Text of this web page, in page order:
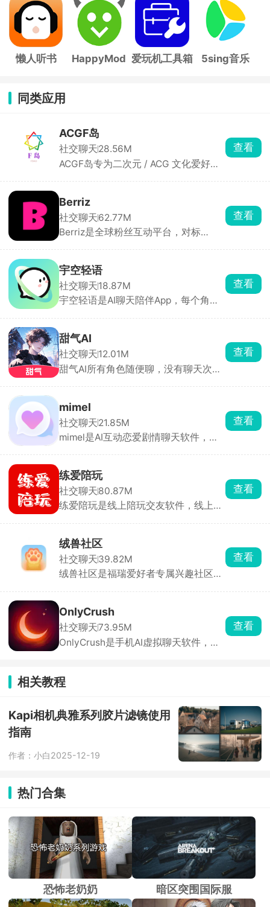
懒人听书 HappyMod 爱玩机工具箱 5sing音乐
同类应用
ACGF岛
社交聊天28.56M
ACGF岛专为二次元 / ACG 文化爱好者
等二次元核心内容，创作者可以自由发
布自己的作品，还可以一键参与自己喜
欢的话题，发表观点、分享心得，与其
他漫友随时在线互动。
查看
Berriz
社交聊天62.77M
Berriz是全球粉丝互动平台，对标
盖 K-Pop、演员、网红甚至二次元IP，
让追星、买周边、做公益、多国聊天都
在一个 App 完成。支持直播、多机位全
息舞台、幕后视频、语音留言、线上签
慈善，二创还能上偶像主页。适合想跨
国追星、买周边、做公益“三合一”的用
户。
查看
宇空轻语
社交聊天18.87M
宇空轻语是AI聊天陪伴App，每个角色
像、名字、性格、背景、开场白都支持
自定义。操作简单，适合解压、倾诉、
玩角色扮演。
查看
甜气AI
社交聊天12.01M
甜气AI所有角色随便聊，没有聊天次数
息，发图片，自定义聊天走向。对平台
提供的角色不感兴趣，还可以自行创建
新角色，从外貌到性格、背景、说话风
格全都可以自定义，随时随地开启沉浸
查看
mimel
社交聊天21.85M
mimel是AI互动恋爱剧情聊天软件，角
点开就能一对一私聊。也可以自定义创
建专属AI，从零打造专属虚拟伴侣，所
有互动剧情全由你掌控。
查看
练爱陪玩
社交聊天80.87M
练爱陪玩是线上陪玩交友软件，线上陪
乐型陪玩唠嗑整活。也有非游戏陪伴选
择，语音视频聊天、声优哄睡、早起叫
醒、唱歌才艺表演、虚拟恋人体验，直
接给心仪的陪玩下单，平台派单速度
查看
绒兽社区
社交聊天39.82M
绒兽社区是福瑞爱好者专属兴趣社区，
很顺畅。画师可以上架稿件接单，普通
玩家可以发布作品，圈内创作供需对接
很直接。圈内同好聚集度很高，不用在
综合平台费劲找同好。
查看
OnlyCrush
社交聊天73.95M
OnlyCrush是手机AI虚拟聊天软件，广
教，挑一个感兴趣的直接开聊。免费基
础对话没有严格次数限制，闲暇闲聊完
案，熬夜、失眠的时候用来放松助眠刚
刚好。
查看
相关教程
Kapi相机典雅系列胶片滤镜使用
指南
作者：小白2025-12-19
热门合集
恐怖老奶奶 暗区突围国际服